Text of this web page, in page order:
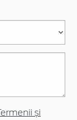
Termenii și